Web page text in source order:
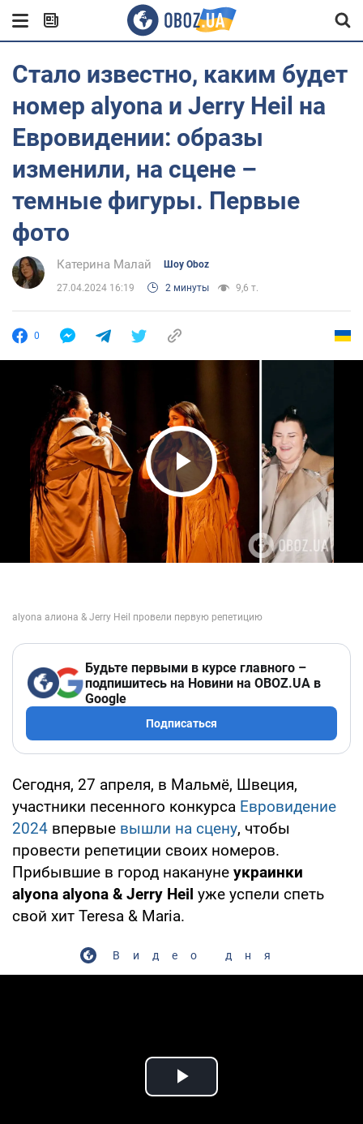
Стало известно, каким будет
номер аlyona и Jerry Heil на
Евровидении: образы
изменили, на сцене –
темные фигуры. Первые
фото
Катерина Малай Шоу Oboz
27.04.2024 16:19 2 минуты 9,6 т.
0
Play Video
Будьте первыми в курсе главного –
подпишитесь на Новини на OBOZ.UA в
Google
Подписаться
Сегодня, 27 апреля, в Мальмё, Швеция,
участники песенного конкурса Евровидение
2024 впервые вышли на сцену, чтобы
провести репетиции своих номеров.
Прибывшие в город накануне украинки
аlyona аlyona & Jerry Heil уже успели спеть
свой хит Teresa & Maria.
Видео дня
Play Video